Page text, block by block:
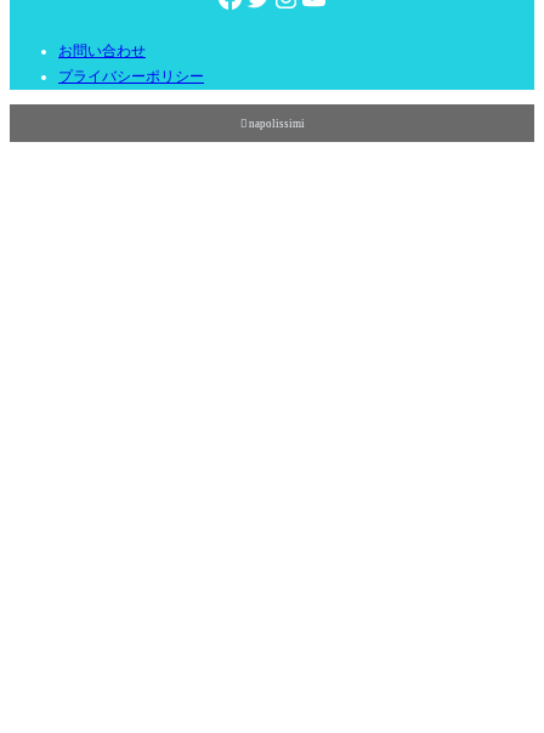
お問い合わせ
プライバシーポリシー
 napolissimi